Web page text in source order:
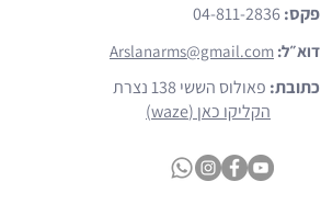
פקס:04-811-2836
דוא״ל: Arslanarms@gmail.com
כתובת: פאולוס הששי 138 נצרת
הקליקו כאן (waze)